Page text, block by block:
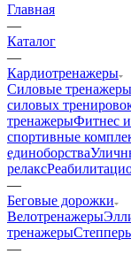
Главная
—
Каталог
—
Кардиотренажеры
Силовые тренажеры
силовых
тренажерыФитнес
спортивные
единоборства
релакс
—
Беговые дорожки
Велотренажеры
тренажеры
—